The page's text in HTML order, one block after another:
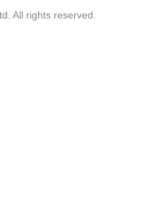
All rights reserved.